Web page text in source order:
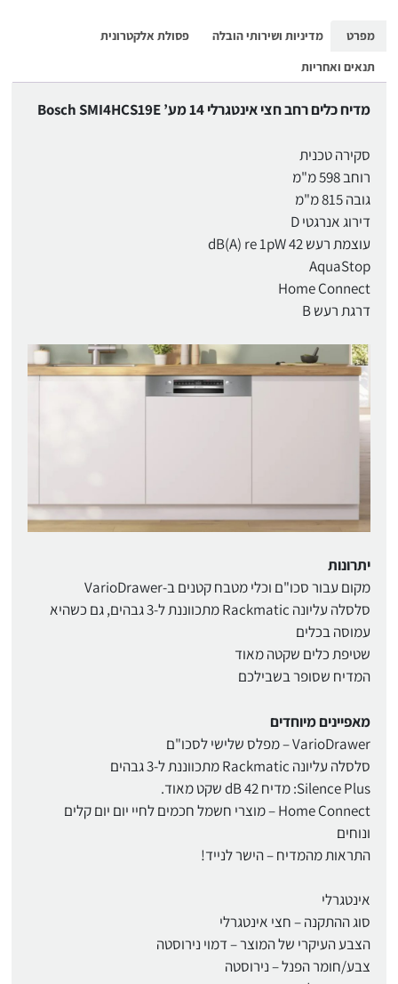
מפרט מדיניות ושירותי הובלה
פסולת אלקטרונית
תנאים ואחריות
מדיח כלים רחב חצי אינטגרלי 14 מע’ Bosch SMI4HCS19E
סקירה טכנית
רוחב 598 מ"מ
גובה 815 מ"מ
דירוג אנרגטי D
עוצמת רעש 42 dB(A) re 1pW
AquaStop
Home Connect
דרגת רעש B
יתרונות
מקום עבור סכו"ם וכלי מטבח קטנים ב-VarioDrawer
סלסלה עליונה Rackmatic מתכווננת ל-3 גבהים, גם כשהיא
עמוסה בכלים
שטיפת כלים שקטה מאוד
המדיח שסופר בשבילכם
מאפיינים מיוחדים
VarioDrawer – מפלס שלישי לסכו"ם
סלסלה עליונה Rackmatic מתכווננת ל-3 גבהים
Silence Plus: מדיח 42 dB שקט מאוד.
Home Connect – מוצרי חשמל חכמים לחיי יום יום קלים
ונוחים
התראות מהמדיח – הישר לנייד!
אינטגרלי
סוג ההתקנה – חצי אינטגרלי
הצבע העיקרי של המוצר – דמוי נירוסטה
צבע/חומר הפנל – נירוסטה